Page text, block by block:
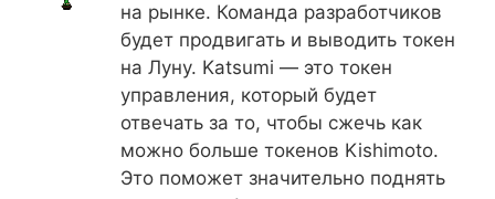
на рынке. Команда разработчиков
будет продвигать и выводить токен
на Луну. Katsumi — это токен
управления, который будет
отвечать за то, чтобы сжечь как
можно больше токенов Kishimoto.
Это поможет значительно поднять